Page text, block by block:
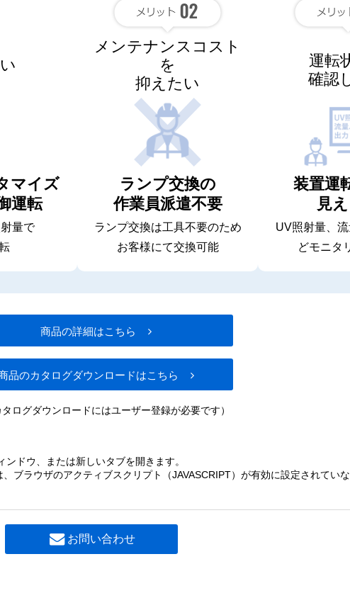
マイズ
運転
量で
メンテナンスコスト
を
抑えたい
ランプ交換の
作業員派遣不要
ランプ交換は工具不要のため
お客様にて交換可能
運転
確認
装置運
見
UV照射量、
どモニタ
商品の詳細はこちら
品のカタログダウンロードはこちら
タログダウンロードにはユーザー登録が必要です）
ドウ、または新しいタブを開きます。
ブラウザのアクティブスクリプト（JAVASCRIPT）が有効に設定されてい
お問い合わせ